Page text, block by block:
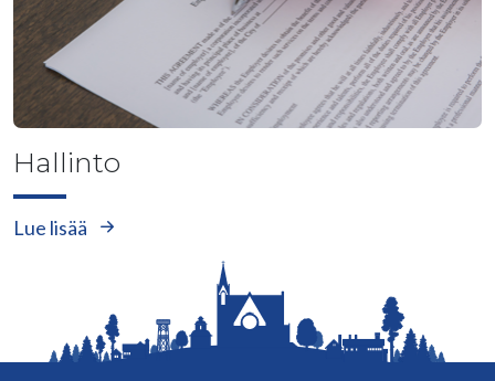
Hallinto
Lue lisää